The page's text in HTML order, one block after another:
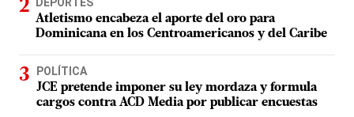
DEPORTES
Atletismo encabeza el aporte del oro para
Dominicana en los Centroamericanos y del Caribe
POLÍTICA
JCE pretende imponer su ley mordaza y formula
cargos contra ACD Media por publicar encuestas